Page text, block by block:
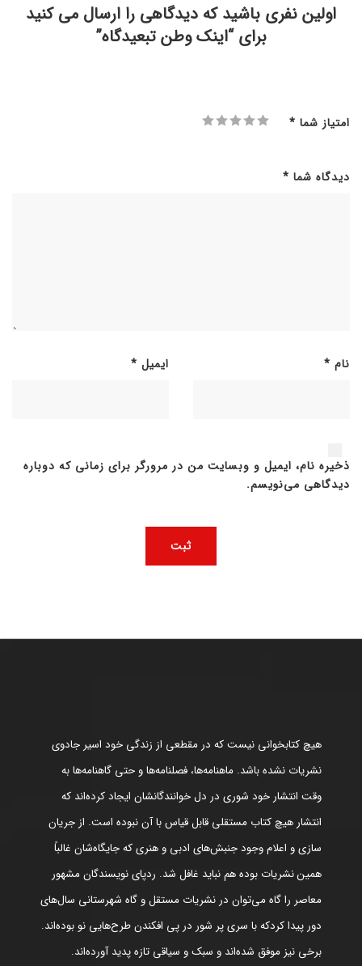
اولین نفری باشید که دیدگاهی را ارسال می کنید
برای “اینک وطن تبعیدگاه”
امتیاز شما *
دیدگاه شما *
نام * ایمیل *
ذخیره نام، ایمیل و وبسایت من در مرورگر برای زمانی که دوباره
دیدگاهی می‌نویسم.
هیچ کتابخوانی نیست که در مقطعی از زندگی خود اسیر جادوی
نشریات نشده باشد. ماهنامه‌ها، فصلنامه‌ها و حتی گاهنامه‌ها به
وقت انتشار خود شوری در دل خوانندگانشان ایجاد کرده‌اند که
انتشار هیچ کتاب مستقلی قابل قیاس با آن نبوده است. از جریان
سازی و اعلام وجود جنبش‌های ادبی و هنری که جایگاه‌شان غالباً
همین نشریات بوده هم نباید غافل شد. ردپای نویسندگان مشهور
معاصر را گاه می‌توان در نشریات مستقل و گاه شهرستانی سال‌های
دور پیدا کردکه با سری پر شور در پی افکندن طرح‌هایی نو بوده‌اند.
برخی نیز موفق شده‌اند و سبک و سیاقی تازه پدید آورده‌اند.